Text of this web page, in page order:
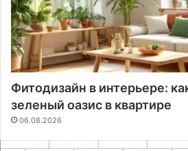
Фитодизайн в интерьере:
зеленый оазис в квартире
06.08.2026